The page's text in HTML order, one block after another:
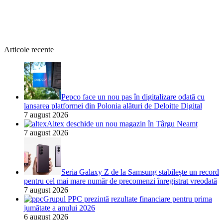
Articole recente
Pepco face un nou pas în digitalizare odată cu
lansarea platformei din Polonia alături de Deloitte Digital
7 august 2026
Altex deschide un nou magazin în Târgu Neamț
7 august 2026
Seria Galaxy Z de la Samsung stabilește un record
pentru cel mai mare număr de precomenzi înregistrat vreodată
7 august 2026
Grupul PPC prezintă rezultate financiare pentru prima
jumătate a anului 2026
6 august 2026